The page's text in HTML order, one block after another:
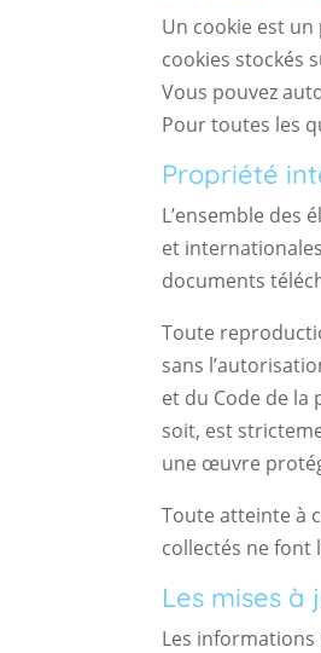
Un cookie est
cookies stockés
Vous pouvez
Pour toutes les
Propriété
L’ensemble des
et
documents
Toute
sans
et du Code de
soit, est
une œuvre
Toute atteinte à
collectés ne font
Les mises à
Les informations